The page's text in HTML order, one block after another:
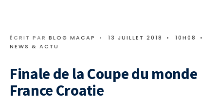
ÉCRIT PAR BLOG MACAP • 13 JUILLET 2018 • 10H08
•
NEWS & ACTU
Finale de la Coupe du monde
France Croatie